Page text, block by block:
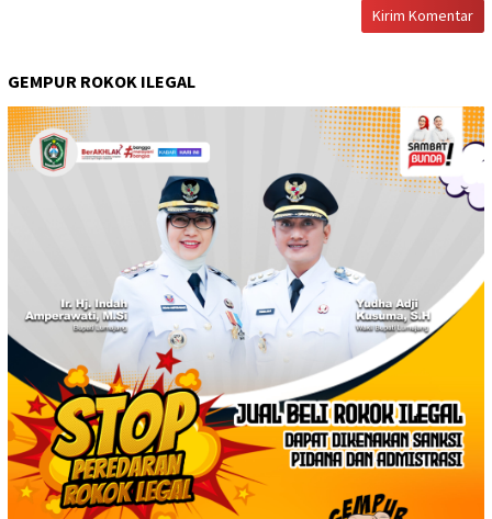
GEMPUR ROKOK ILEGAL